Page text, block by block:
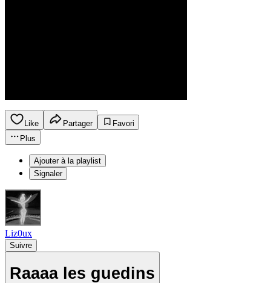
Like Partager
Favori
Plus
Ajouter à la playlist
Signaler
Liz0ux
Suivre
Raaaa les guedins